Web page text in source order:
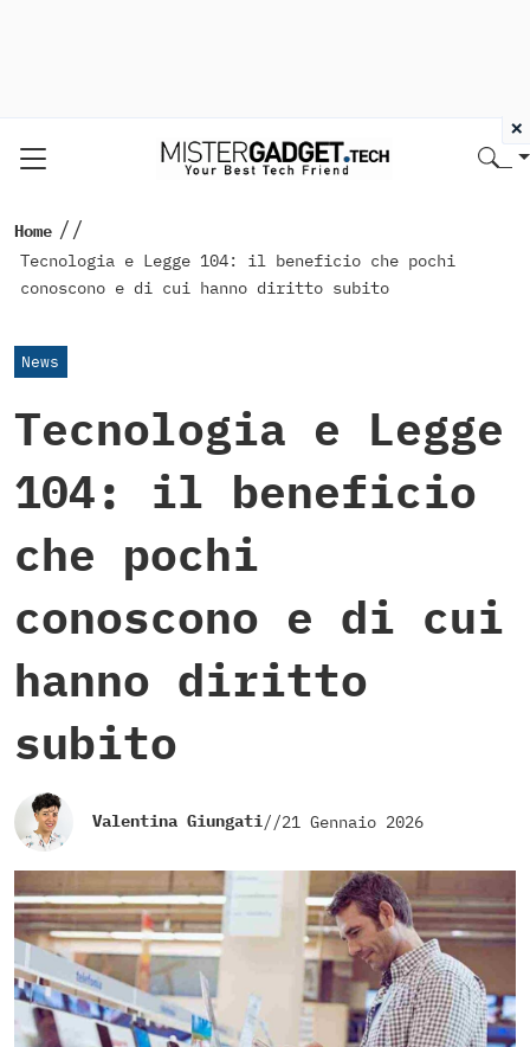
Home //
Tecnologia e Legge 104: il beneficio che pochi
conoscono e di cui hanno diritto subito
News
Tecnologia e Legge
104: il beneficio
che pochi
conoscono e di cui
hanno diritto
subito
Valentina Giungati//21 Gennaio 2026
×